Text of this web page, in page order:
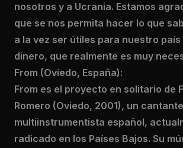
nosotros y a Ucrania. Estamos
que se nos permita hacer lo que
a la vez ser útiles para nuestro
dinero, que realmente es muy
From (Oviedo, España):
From es el proyecto en solitario de
Romero (Oviedo, 2001), un
multiinstrumentista español,
radicado en los Países Bajos. Su